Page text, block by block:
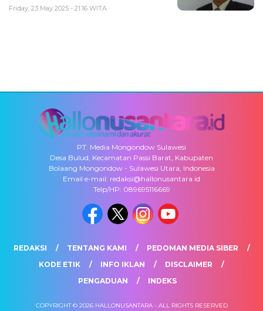
Friday, 23 May 2025 - 21:16 WITA
PT. Media Mongondow Sulawesi
Desa Bulud, Kecamatan Passi Barat, Kabupaten
Bolaang Mongondow - Sulawesi Utara, Indonesia
Email e-mail: redaksi@hallonusantara.id
Telp/HP: 089695116669
REDAKSI TENTANG KAMI
PEDOMAN MEDIA SIBER
KODE ETIK
INFO IKLAN
DISCLAIMER
PENGADUAN
INDEKS
COPYRIGHT © 2026 HALLONUSANTARA - ALL RIGHTS RESERVED